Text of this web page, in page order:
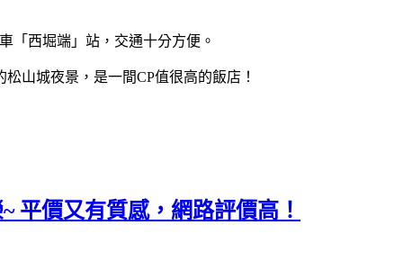
「西堀端」站，交通十分方便。
山城夜景，是一間CP值很高的飯店！
平價又有質感，網路評價高！